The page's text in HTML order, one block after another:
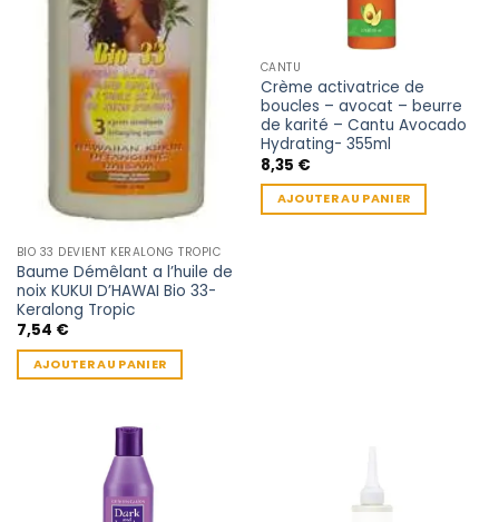
BIO 33 DEVIENT KERALONG TROPIC
Baume Démêlant a l’huile de
noix KUKUI D’HAWAI Bio 33-
Keralong Tropic
7,54 €
AJOUTER AU PANIER
CANTU
Crème activatrice de
boucles – avocat – beurre
de karité – Cantu Avocado
Hydrating- 355ml
8,35 €
AJOUTER AU PANIER